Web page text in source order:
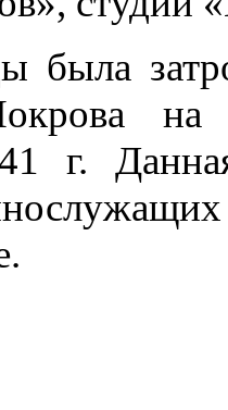
была
г.